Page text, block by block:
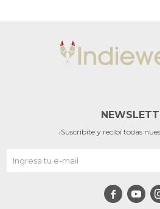
¡Suscribite y recibí todas
 